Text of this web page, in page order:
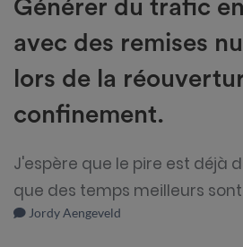
Générer du trafic
avec des remises
lors de la
confinement.
J'espère que le pire est déjà
que des temps meilleurs
Jordy Aengeveld